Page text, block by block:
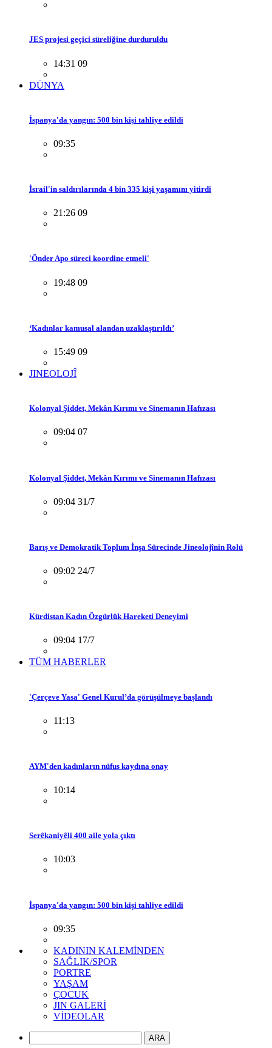
JES projesi geçici süreliğine durduruldu
14:31 09
DÜNYA
İspanya'da yangın: 500 bin kişi tahliye edildi
09:35
İsrail'in saldırılarında 4 bin 335 kişi yaşamını yitirdi
21:26 09
'Önder Apo süreci koordine etmeli'
19:48 09
‘Kadınlar kamusal alandan uzaklaştırıldı’
15:49 09
JINEOLOJÎ
Kolonyal Şiddet, Mekân Kırımı ve Sinemanın Hafızası
09:04 07
Kolonyal Şiddet, Mekân Kırımı ve Sinemanın Hafızası
09:04 31/7
Barış ve Demokratik Toplum İnşa Sürecinde Jineolojînin Rolü
09:02 24/7
Kürdistan Kadın Özgürlük Hareketi Deneyimi
09:04 17/7
TÜM HABERLER
'Çerçeve Yasa' Genel Kurul’da görüşülmeye başlandı
11:13
AYM'den kadınların nüfus kaydına onay
10:14
Serêkaniyêli 400 aile yola çıktı
10:03
İspanya'da yangın: 500 bin kişi tahliye edildi
09:35
KADININ KALEMİNDEN
SAĞLIK/SPOR
PORTRE
YAŞAM
ÇOCUK
JIN GALERİ
VİDEOLAR
ARA